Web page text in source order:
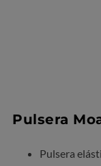
Pulsera
Pulsera